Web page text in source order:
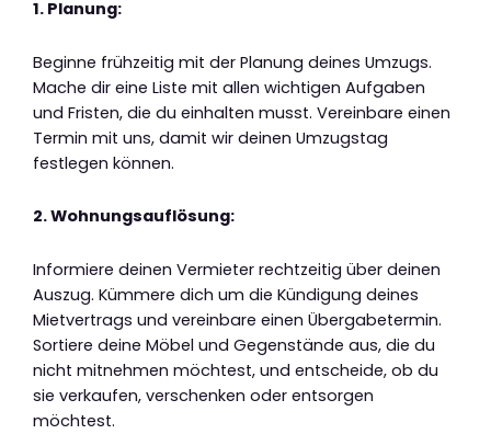
1. Planung:
Beginne frühzeitig mit der Planung deines Umzugs.
Mache dir eine Liste mit allen wichtigen Aufgaben
und Fristen, die du einhalten musst. Vereinbare einen
Termin mit uns, damit wir deinen Umzugstag
festlegen können.
2. Wohnungsauflösung:
Informiere deinen Vermieter rechtzeitig über deinen
Auszug. Kümmere dich um die Kündigung deines
Mietvertrags und vereinbare einen Übergabetermin.
Sortiere deine Möbel und Gegenstände aus, die du
nicht mitnehmen möchtest, und entscheide, ob du
sie verkaufen, verschenken oder entsorgen
möchtest.